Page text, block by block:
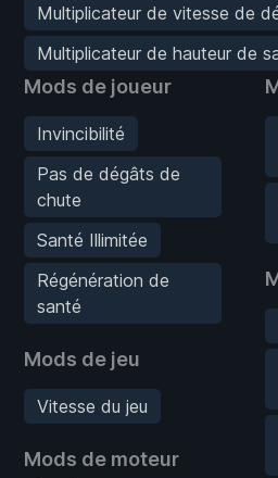
Multiplicateur de vitesse de
Multiplicateur de hauteur de
Mods de joueur
Invincibilité
Pas de dégâts de
chute
Santé Illimitée
Régénération de
santé
Mods de jeu
Vitesse du jeu
Mods de moteur